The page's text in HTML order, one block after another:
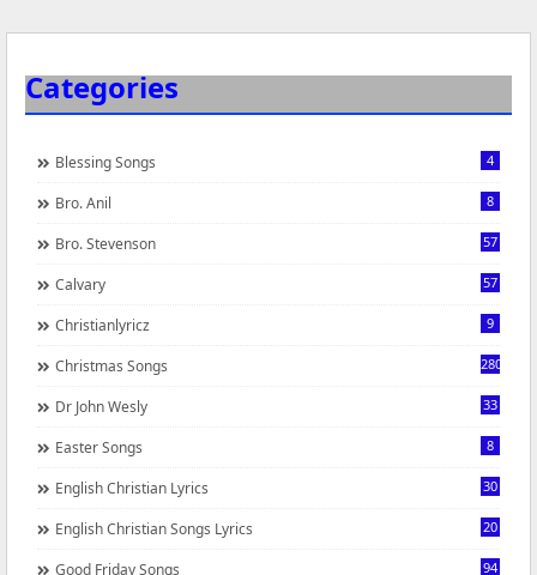
Categories
Blessing Songs 4
Bro. Anil 8
Bro. Stevenson 57
Calvary 57
Christianlyricz 9
Christmas Songs 280
Dr John Wesly 33
Easter Songs 8
English Christian Lyrics 30
English Christian Songs Lyrics 20
Good Friday Songs 94